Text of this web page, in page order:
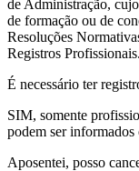
de Administração,
de formação ou de
Resoluções
Registros Profissionais.
É necessário ter
SIM, somente
podem ser informados
Aposentei, posso